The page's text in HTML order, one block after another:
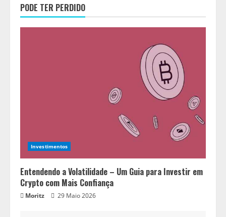
PODE TER PERDIDO
Investimentos
Entendendo a Volatilidade – Um Guia para Investir em
Crypto com Mais Confiança
Moritz 29 Maio 2026